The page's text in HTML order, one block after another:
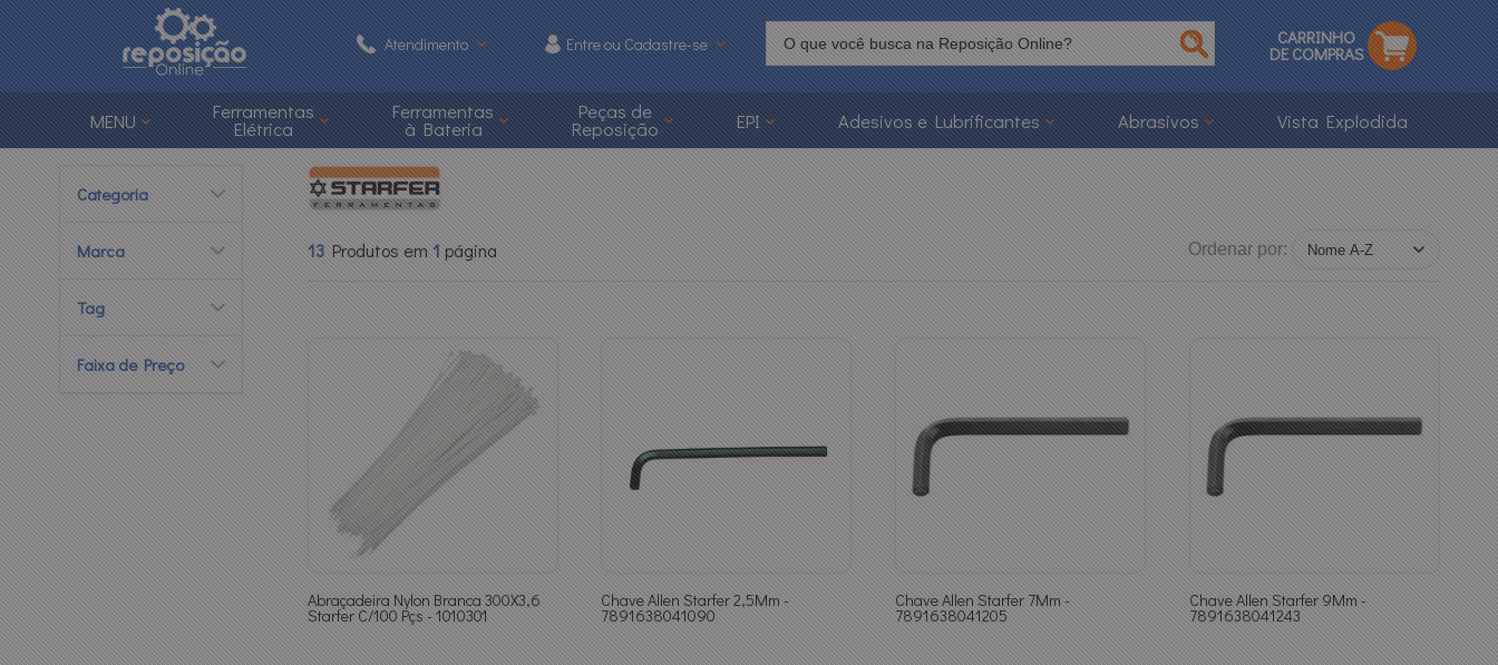
Atendimento
(48) 3626-1215
(48) 3626-1215
atendimento@reposicaoonline.com.br
Central de Ajuda
Entre ou Cadastre-se CARRINHO
DE COMPRAS
MENU Ferramentas
Elétrica
Ferramentas
à Bateria
Peças de
Reposição EPI Adesivos e Lubrificantes Abrasivos Vista Explodida
Categoria
Marca
Tag
Faixa de Preço
13 Produtos em1página Ordenar por:
Abraçadeira Nylon Branca 300X3,6
Starfer C/100 Pçs - 1010301
Chave Allen Starfer 2,5Mm -
7891638041090
Chave Allen Starfer 7Mm -
7891638041205
Chave Allen Starfer 9Mm -
7891638041243